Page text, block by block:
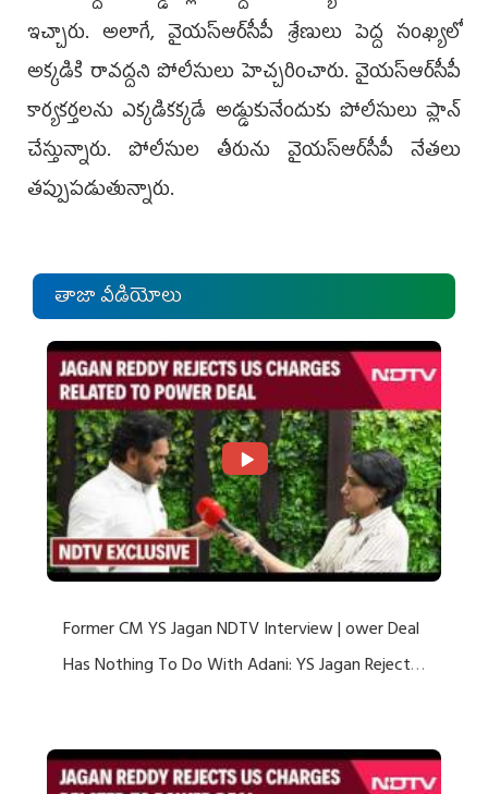
ఇచ్చారు. అలాగే, వైయ‌స్ఆర్‌సీపీ శ్రేణులు పెద్ద సంఖ్యలో
అక్కడికి రావద్దని పోలీసులు హెచ్చరించారు. వైయ‌స్ఆర్‌సీపీ
కార్యకర్తలను ఎక్కడికక్కడే అడ్డుకునేందుకు పోలీసులు ప్లాన్‌
చేస్తున్నారు. పోలీసుల తీరును వైయ‌స్ఆర్‌సీపీ నేత‌లు
త‌ప్పుప‌డుతున్నారు.
తాజా వీడియోలు
Former CM YS Jagan NDTV Interview | ower Deal
Has Nothing To Do With Adani: YS Jagan Rejects